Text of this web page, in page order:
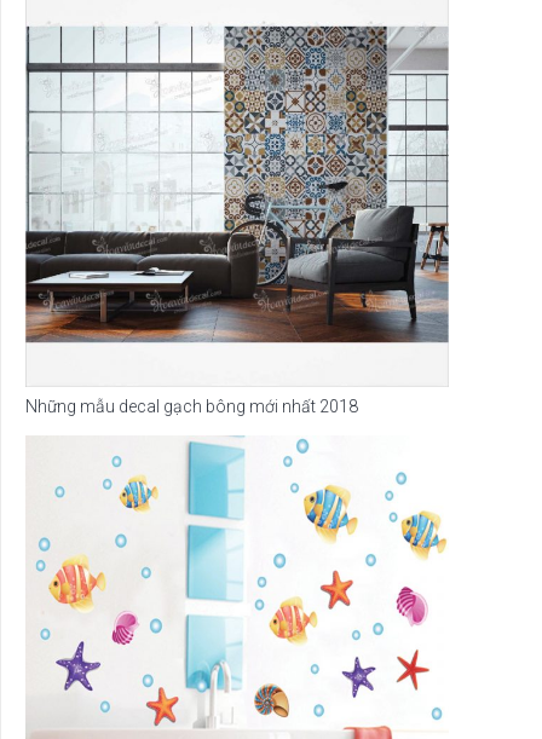
Những mẫu decal gạch bông mới nhất 2018